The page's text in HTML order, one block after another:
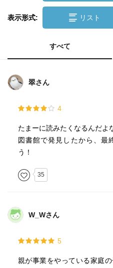
表示形式: リスト
すべて
翠さん
4
たまーに読みたくなるんだよ
図書館で発見したから、最
う！
35
W_Wさん
5
親が事業をやっている家庭